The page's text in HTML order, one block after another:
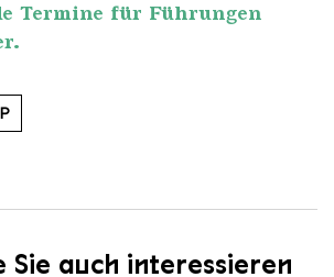
Termine für Führungen
Sie auch interessieren